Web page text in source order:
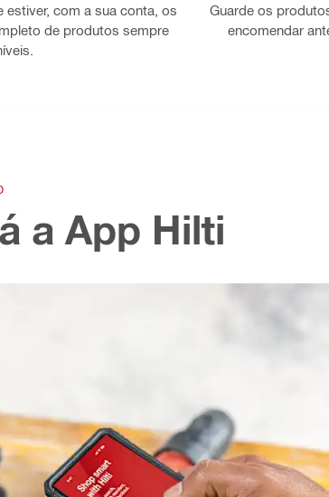
com a sua conta, os
de produtos sempre
Guarde os
encomendar
a App Hilti